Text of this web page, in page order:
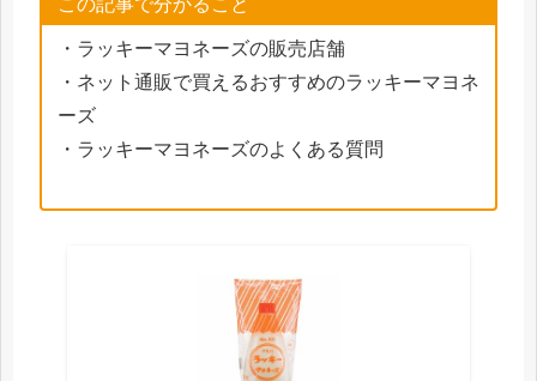
・ラッキーマヨネーズの販売店舗
・ネット通販で買えるおすすめのラッキーマヨネ
ーズ
・ラッキーマヨネーズのよくある質問